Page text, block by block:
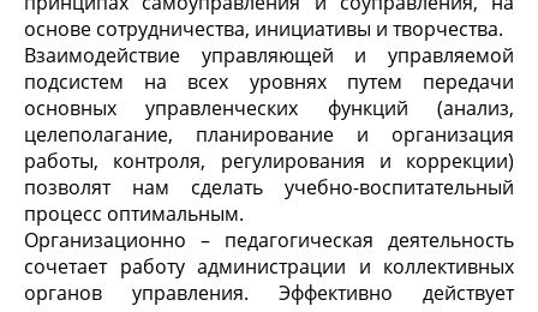
основе сотрудничества, инициативы и творчества.
Взаимодействие управляющей и управляемой
подсистем на всех уровнях путем передачи
основных управленческих функций (анализ,
целеполагание, планирование и организация
работы, контроля, регулирования и коррекции)
позволят нам сделать учебно-воспитательный
процесс оптимальным.
Организационно – педагогическая деятельность
сочетает работу администрации и коллективных
органов управления. Эффективно действует